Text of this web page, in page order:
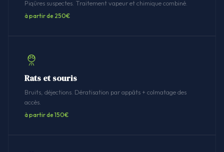
Piqûres suspectes. Traitement vapeur et chimique combiné.
à partir de 250€
Rats et souris
Bruits, déjections. Dératisation par appâts + colmatage des
accès.
à partir de 150€